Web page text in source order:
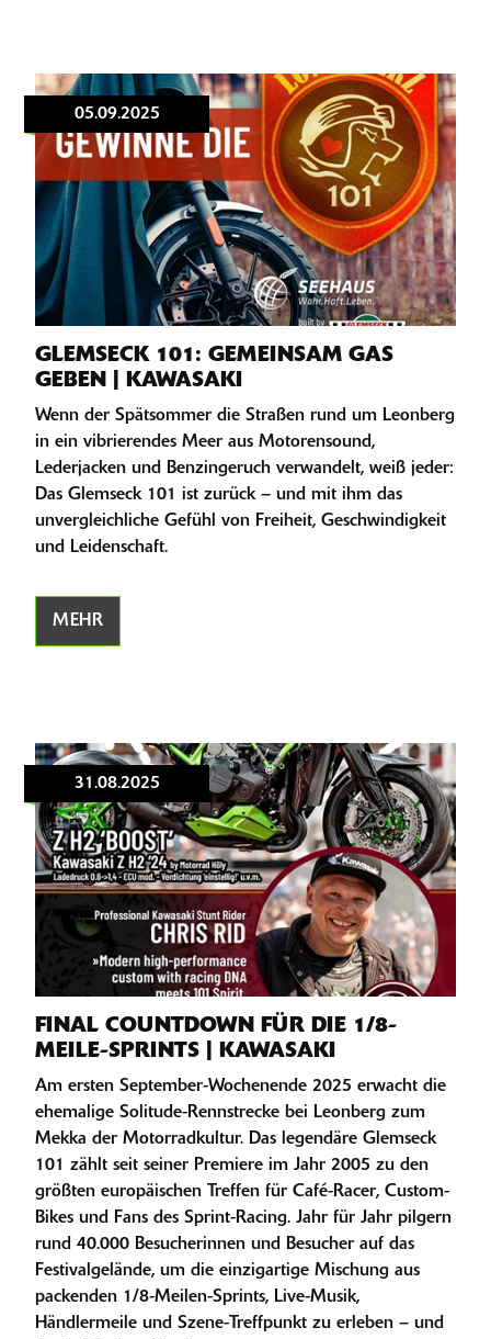
05.09.2025
GLEMSECK 101: GEMEINSAM GAS
GEBEN | KAWASAKI
Wenn der Spätsommer die Straßen rund um Leonberg
in ein vibrierendes Meer aus Motorensound,
Lederjacken und Benzingeruch verwandelt, weiß jeder:
Das Glemseck 101 ist zurück – und mit ihm das
unvergleichliche Gefühl von Freiheit, Geschwindigkeit
und Leidenschaft.
MEHR
31.08.2025
FINAL COUNTDOWN FÜR DIE 1/8-
MEILE-SPRINTS | KAWASAKI
Am ersten September-Wochenende 2025 erwacht die
ehemalige Solitude-Rennstrecke bei Leonberg zum
Mekka der Motorradkultur. Das legendäre Glemseck
101 zählt seit seiner Premiere im Jahr 2005 zu den
größten europäischen Treffen für Café-Racer, Custom-
Bikes und Fans des Sprint-Racing. Jahr für Jahr pilgern
rund 40.000 Besucherinnen und Besucher auf das
Festivalgelände, um die einzigartige Mischung aus
packenden 1/8-Meilen-Sprints, Live-Musik,
Händlermeile und Szene-Treffpunkt zu erleben – und